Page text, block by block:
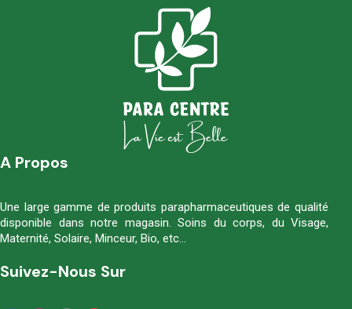
A Propos
Une large gamme de produits parapharmaceutiques de qualité
disponible dans notre magasin. Soins du corps, du Visage,
Maternité, Solaire, Minceur, Bio, etc…
Suivez-Nous Sur